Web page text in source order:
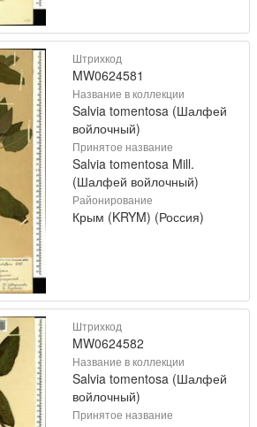
Штрихкод
MW0624581
Название в коллекции
Salvia tomentosa (Шалфей
войлочный)
Принятое название
Salvia tomentosa Mill.
(Шалфей войлочный)
Районирование
Крым (KRYM) (Россия)
Штрихкод
MW0624582
Название в коллекции
Salvia tomentosa (Шалфей
войлочный)
Принятое название